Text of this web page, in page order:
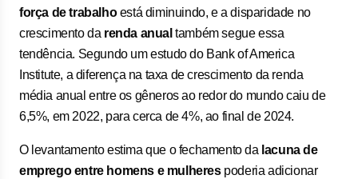
força de trabalhoestá diminuindo, e a disparidade no
crescimento da renda anualtambém segue essa
tendência. Segundo um estudo do Bank of America
Institute, a diferença na taxa de crescimento da renda
média anual entre os gêneros ao redor do mundo caiu de
6,5%, em 2022, para cerca de 4%, ao final de 2024.
O levantamento estima que o fechamento da lacuna de
emprego entre homens e mulheres poderia adicionar